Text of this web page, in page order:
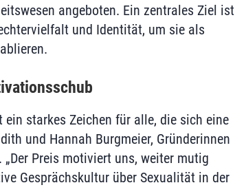
angeboten. Ein zentrales Ziel ist
und Identität, um sie als
starkes Zeichen für alle, die sich eine
und Hannah Burgmeier, Gründerinnen
Preis motiviert uns, weiter mutig
Gesprächskultur über Sexualität in der